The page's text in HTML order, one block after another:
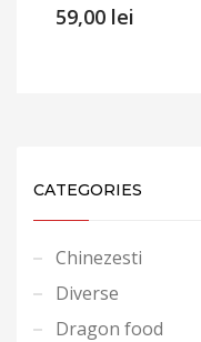
59,00 lei
CATEGORIES
Chinezesti
Diverse
Dragon food